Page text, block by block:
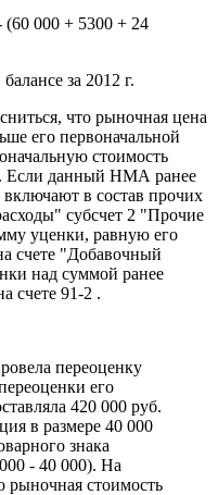
(60 000 + 5300 + 24
за 2012 г.
что рыночная цена
его первоначальной
стоимость
Если данный НМА ранее
в состав прочих
субсчет 2 "Прочие
уценки, равную его
счете "Добавочный
над суммой ранее
счете 91-2 .
переоценку
его
420 000 руб.
в размере 40 000
знака
- 40 000). На
стоимость